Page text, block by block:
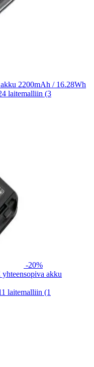
2200mAh / 16.28Wh
laitemalliin (3
-20%
akku
laitemalliin (1